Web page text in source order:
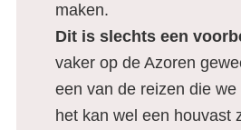
maken.
Dit is slechts een
vaker op de Azoren
een van de reizen die
het kan wel een houvast